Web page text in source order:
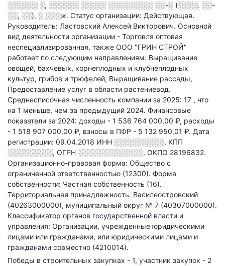
░░░░░░ ░, ░░░░░░ ░░░░░ ░░░░░░░░░ ░░-░ (░░░░. ░░-
░░, ░░), ░ ░░░ж. Статус организации: Действующая.
Руководитель: Ластовский Алексей Викторович. Основной
вид деятельности организации - Торговля оптовая
неспециализированная, также ООО "ГРИН СТРОЙ"
работает по следующим направлениям: Выращивание
овощей, бахчевых, корнеплодных и клубнеплодных
культур, грибов и трюфелей, Выращивание рассады,
Предоставление услуг в области растениевод.
Среднесписочная численность компании за 2025: 17 , что
на 1 меньше, чем за предыдущий 2024. Финансовые
показатели за 2024: доходы - 1 536 764 000,00 ₽, расходы
- 1 518 907 000,00 ₽, взносы в ПФР - 5 132 950,01 ₽. Дата
регистрации: 09.04.2018 ИНН ░░░░░░░░░░, КПП
░░░░░░░░░, ОГРН ░░░░░░░░░░░░░, ОКПО 28196832.
Организационно-правовая форма: Общество с
ограниченной ответственностью (12300). Форма
собственности: Частная собственность (16).
Территориальная принадлежность: Василеостровский
(40263000000), муниципальный округ № 7 (40307000000).
Классификатор органов государственной власти и
управления: Организации, учрежденные юридическими
лицами или гражданами, или юридическими лицами и
гражданами совместно (4210014).
Победы в строительных закупках - 1, участник закупок - 2